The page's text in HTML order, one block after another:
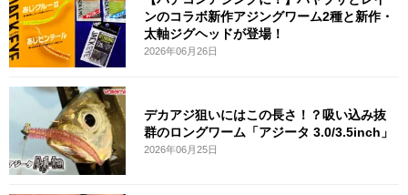
ンのコラボ新作アジングワーム2種と新作・
太軸ジグヘッドが登場！
2026年06月26日
デカアジ狙いにはこの長さ！？吸い込み抜
群のロングワーム「アジータ 3.0/3.5inch」
2026年06月25日